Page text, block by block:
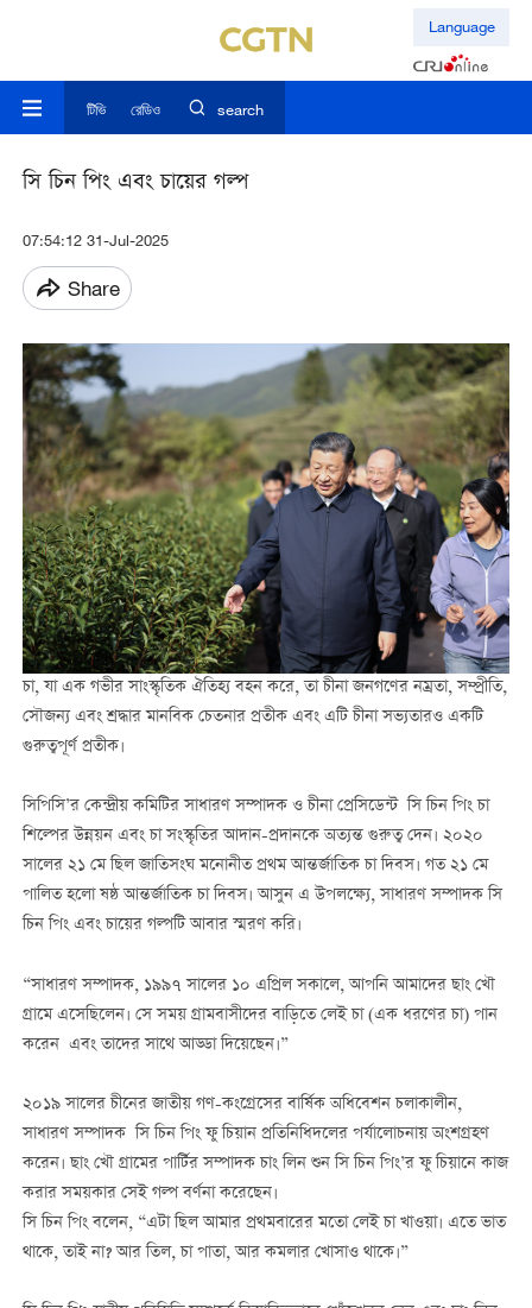
Language
টিভি রেডিও search
সি চিন পিং এবং চায়ের গল্প
07:54:12 31-Jul-2025
Share
চা, যা এক গভীর সাংস্কৃতিক ঐতিহ্য বহন করে, তা চীনা জনগণের নম্রতা, সম্প্রীতি,
সৌজন্য এবং শ্রদ্ধার মানবিক চেতনার প্রতীক এবং এটি চীনা সভ্যতারও একটি
গুরুত্বপূর্ণ প্রতীক।
সিপিসি’র কেন্দ্রীয় কমিটির সাধারণ সম্পাদক ও চীনা প্রেসিডেন্ট সি চিন পিং চা
শিল্পের উন্নয়ন এবং চা সংস্কৃতির আদান-প্রদানকে অত্যন্ত গুরুত্ব দেন। ২০২০
সালের ২১ মে ছিল জাতিসংঘ মনোনীত প্রথম আন্তর্জাতিক চা দিবস। গত ২১ মে
পালিত হলো ষষ্ঠ আন্তর্জাতিক চা দিবস। আসুন এ উপলক্ষ্যে, সাধারণ সম্পাদক সি
চিন পিং এবং চায়ের গল্পটি আবার স্মরণ করি।
“সাধারণ সম্পাদক, ১৯৯৭ সালের ১০ এপ্রিল সকালে, আপনি আমাদের ছাং খৌ
গ্রামে এসেছিলেন। সে সময় গ্রামবাসীদের বাড়িতে লেই চা (এক ধরণের চা) পান
করেন এবং তাদের সাথে আড্ডা দিয়েছেন।”
২০১৯ সালের চীনের জাতীয় গণ-কংগ্রেসের বার্ষিক অধিবেশন চলাকালীন,
সাধারণ সম্পাদক সি চিন পিং ফু চিয়ান প্রতিনিধিদলের পর্যালোচনায় অংশগ্রহণ
করেন। ছাং খৌ গ্রামের পার্টির সম্পাদক চাং লিন শুন সি চিন পিং’র ফু চিয়ানে কাজ
করার সময়কার সেই গল্প বর্ণনা করেছেন।
সি চিন পিং বলেন, “এটা ছিল আমার প্রথমবারের মতো লেই চা খাওয়া। এতে ভাত
থাকে, তাই না? আর তিল, চা পাতা, আর কমলার খোসাও থাকে।”